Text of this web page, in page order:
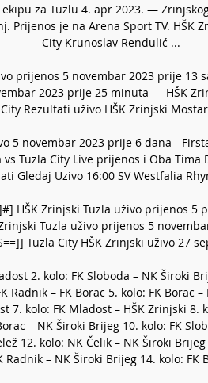
za Tuzlu 4. apr 2023. —
Prijenos je na Arena Sport TV. HŠK
City Krunoslav Rendulić ...
prijenos 5 novembar 2023 prije 13
2023 prije 25 minuta — HŠK
City Rezultati uživo HŠK Zrinjski Mostar
5 novembar 2023 prije 6 dana -
Tuzla City Live prijenos i Oba Tima
Gledaj Uzivo 16:00 SV Westfalia
HŠK Zrinjski Tuzla uživo prijenos 5
Zrinjski Tuzla uživo prijenos 5
Tuzla City HŠK Zrinjski uživo 27
2. kolo: FK Sloboda – NK Široki
Radnik – FK Borac 5. kolo: FK Borac
7. kolo: FK Mladost – HŠK Zrinjski 8.
– NK Široki Brijeg 10. kolo: FK
12. kolo: NK Čelik – NK Široki
Radnik – NK Široki Brijeg 14. kolo: FK